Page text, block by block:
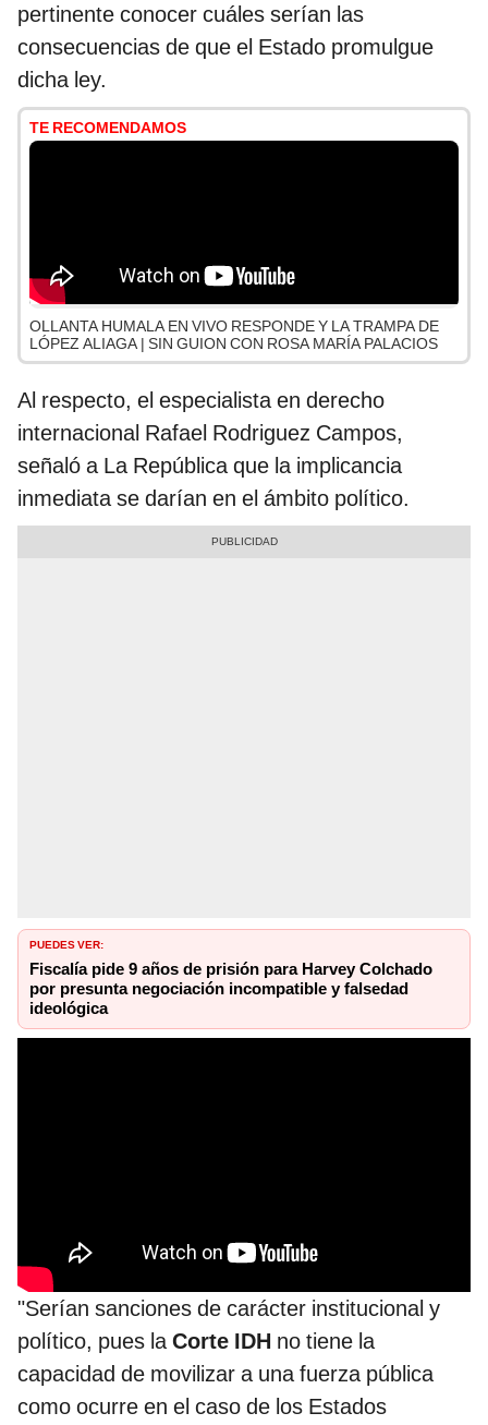
pertinente conocer cuáles serían las
consecuencias de que el Estado promulgue
dicha ley.
TE RECOMENDAMOS
OLLANTA HUMALA EN VIVO RESPONDE Y LA TRAMPA DE
LÓPEZ ALIAGA | SIN GUION CON ROSA MARÍA PALACIOS
Al respecto, el especialista en derecho
internacional Rafael Rodriguez Campos,
señaló a La República que la implicancia
inmediata se darían en el ámbito político.
PUEDES VER:
Fiscalía pide 9 años de prisión para Harvey Colchado
por presunta negociación incompatible y falsedad
ideológica
"Serían sanciones de carácter institucional y
político, pues laCorte IDH no tiene la
capacidad de movilizar a una fuerza pública
como ocurre en el caso de los Estados